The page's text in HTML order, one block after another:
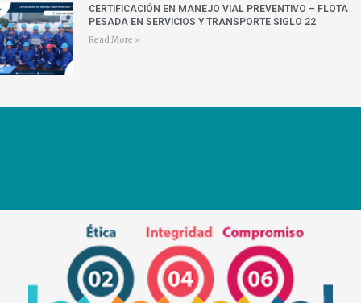
CERTIFICACIÓN EN MANEJO VIAL PREVENTIVO – FLOTA
PESADA EN SERVICIOS Y TRANSPORTE SIGLO 22
Read More »